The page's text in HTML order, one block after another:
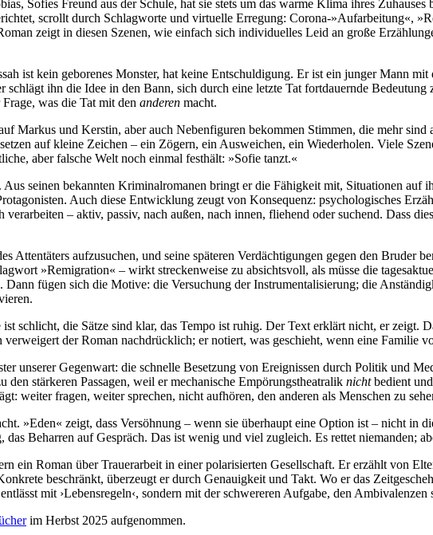
Sofies Freund aus der Schule, hat sie stets um das warme Klima ihres
scrollt durch Schlag­worte und vir­tuelle Erre­gung: Corona-»Auf­arbei­tung«,
zeigt in diesen Szenen, wie einfach sich indivi­duel­les Leid an große
ist kein ge­bore­nes Monster, hat keine Ent­schuldi­gung. Er ist ein junger Mann
ihn die Idee in den Bann, sich durch eine letzte Tat fort­dauernde
was die Tat mit den ande­ren macht.
Markus und Kerstin, aber auch Neben­figuren bekom­men Stimmen, die mehr
auf kleine Zeichen – ein Zögern, ein Aus­wei­chen, ein Wieder­holen. Viele
aber falsche Welt noch einmal fest­hält: »Sofie tanzt.«
seinen bekann­ten Krimi­nal­roma­nen bringt er die Fähig­keit mit, Situa­tionen auf
Auch diese Ent­wick­lung zeugt von Kon­se­quenz: psycho­logi­sches
– aktiv, passiv, nach außen, nach innen, fliehend oder suchend. Dass
Atten­täters aufzu­suchen, und seine späte­ren Ver­däch­tigun­gen gegen den Bruder
»Re­migra­tion« – wirkt strecken­weise zu ab­sichts­voll, als müsse die
fügen sich die Motive: die Ver­suchung der Instru­men­tali­sierung; die
schlicht, die Sätze sind klar, das Tempo ist ruhig. Der Text erklärt nicht, er zeigt.
der Roman nach­drück­lich; er notiert, was geschieht, wenn eine Familie
unse­rer Gegen­wart: die schnelle Besetzung von Ereig­nissen durch Politik und
stär­keren Passagen, weil er mecha­nische Em­pö­rungs­thea­tralik nichtbedient
weiter fragen, weiter sprechen, nicht aufhören, den anderen als Menschen zu
»Eden« zeigt, dass Ver­söh­nung – wenn sie über­haupt eine Option ist – nicht in
Be­harren auf Gespräch. Das ist wenig und viel zugleich. Es rettet nie­manden;
ein Roman über Trauer­arbeit in einer polari­sierten Gesell­schaft. Er erzählt von
be­schränkt, über­zeugt er durch Ge­nauig­keit und Takt. Wo er das
mit ›Lebens­regeln‹, sondern mit der schwereren Aufgabe, den
im Herbst 2025 aufge­nom­men.